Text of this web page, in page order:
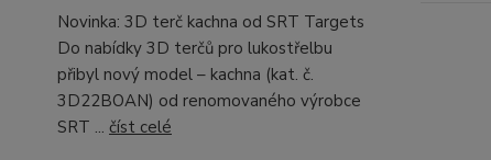
Novinka: 3D terč kachna od SRT Targets
Do nabídky 3D terčů pro lukostřelbu
přibyl nový model – kachna (kat. č.
3D22BOAN) od renomovaného výrobce
SRT ... číst celé